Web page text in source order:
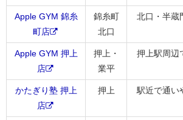
Apple GYM 錦糸
町店
錦糸町
北口
北口・半蔵
Apple GYM 押上
店
押上・
業平
押上駅周辺
かたぎり塾 押上
店
押上
駅近で通い